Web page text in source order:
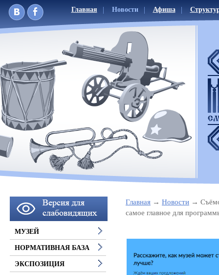
Главная Новости Афиша
Главная Новости
самое главное для
МУЗЕЙ
НОРМАТИВНАЯ БАЗА
ЭКСПОЗИЦИЯ